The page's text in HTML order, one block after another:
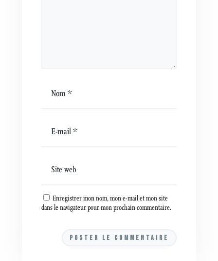
Enregistrer mon nom, mon e-mail et mon site
dans le navigateur pour mon prochain commentaire.